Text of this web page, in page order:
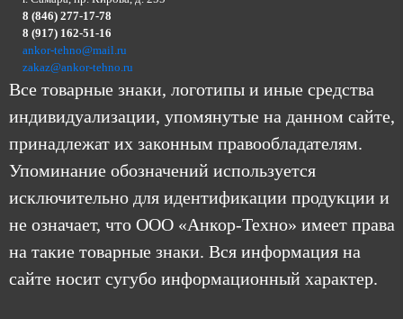
8 (846) 277-17-78
8 (917) 162-51-16
ankor-tehno@mail.ru
zakaz@ankor-tehno.ru
Все товарные знаки, логотипы и иные средства
индивидуализации, упомянутые на данном сайте,
принадлежат их законным правообладателям.
Упоминание обозначений используется
исключительно для идентификации продукции и
не означает, что ООО «Анкор-Техно» имеет права
на такие товарные знаки. Вся информация на
сайте носит сугубо информационный характер.